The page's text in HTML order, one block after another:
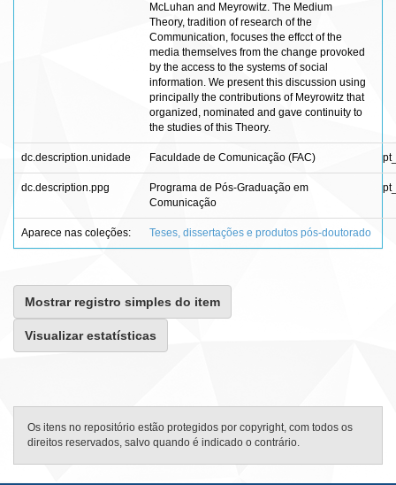
McLuhan and Meyrowitz. The Medium
Theory, tradition of research of the
Communication, focuses the effcct of the
media themselves from the change provoked
by the access to the systems of social
information. We present this discussion using
principally the contributions of Meyrowitz that
organized, nominated and gave continuity to
the studies of this Theory.
dc.description.unidade Faculdade de Comunicação (FAC)
dc.description.ppg
Programa de Pós-Graduação em
Comunicação
Aparece nas coleções: Teses, dissertações e produtos pós-doutorado
Mostrar registro simples do item
Visualizar estatísticas
Os itens no repositório estão protegidos por copyright, com todos os
direitos reservados, salvo quando é indicado o contrário.